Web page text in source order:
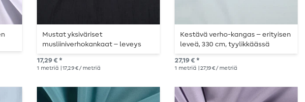
Mustat yksiväriset
musliiniverhokankaat – leveys
280 cm
17,29 € *
1 metriä | 17,29 € / metriä
Kestävä verho-kangas – erityisen
leveä, 330 cm, tyylikkäässä
vaaleanharmaassa sävyssä
27,19 € *
1 metriä | 27,19 € / metriä